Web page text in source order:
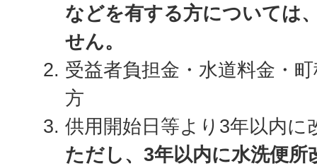
などを有する方については
せん。
受益者負担金・水道料金・
方
供用開始日等より3年以内に
ただし、3年以内に水洗便